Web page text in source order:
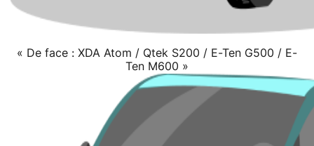
« De face : XDA Atom / Qtek S200 / E-Ten G500 / E-
Ten M600 »